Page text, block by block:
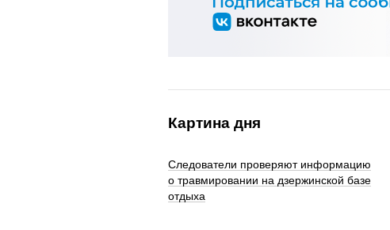
Картина дня
Следователи проверяют информацию
о травмировании на дзержинской базе
отдыха